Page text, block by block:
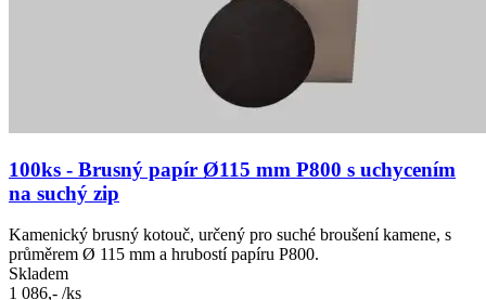
100ks - Brusný papír Ø115 mm P800 s uchycením
na suchý zip
Kamenický brusný kotouč, určený pro suché broušení kamene, s
průměrem Ø 115 mm a hrubostí papíru P800.
Skladem
1 086,- /ks